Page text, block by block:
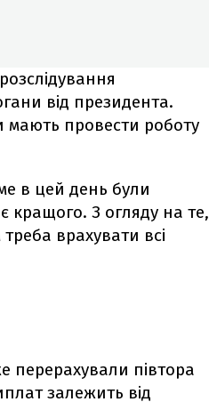
від президента.
мають провести роботу
в цей день були
кращого. З огляду на те,
врахувати всі
перерахували півтора
залежить від